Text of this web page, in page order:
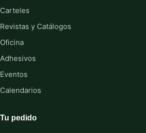
Carteles
Revistas y Catálogos
Oficina
Adhesivos
Eventos
Calendarios
Tu pedido